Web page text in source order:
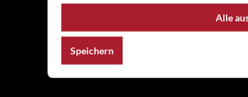
Alle
Speichern